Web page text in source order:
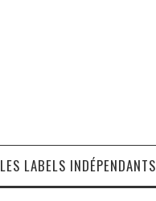
LES LABELS INDÉPENDANTS